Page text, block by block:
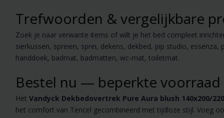
Trefwoorden & vergelijkbare
Zoek je naar verwante items of wilt je het bed compleet
sierkussen, spreien, sprei, dekens, dekbed, pip studio,
handdoek, badmat, badmatten, wc-mat, toiletmat.
Bestel nu — beperkte voorraad
Het Vandyck Dekbedovertrek Pure Aura blush 140x200/220
het comfort van Tencel gecombineerd met tijdloze stijl. Voeg